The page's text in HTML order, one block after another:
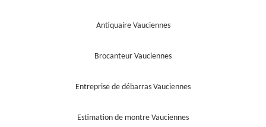
Antiquaire Vauciennes
Brocanteur Vauciennes
Entreprise de débarras Vauciennes
Estimation de montre Vauciennes